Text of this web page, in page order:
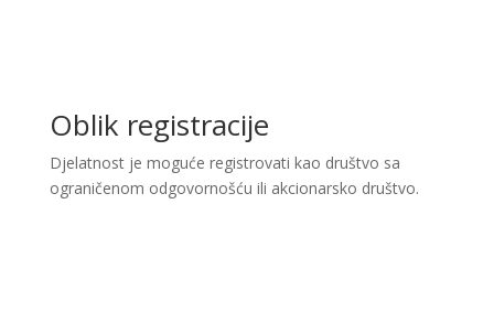
Oblik registracije
Djelatnost je moguće registrovati kao društvo sa
ograničenom odgovornošću ili akcionarsko društvo.